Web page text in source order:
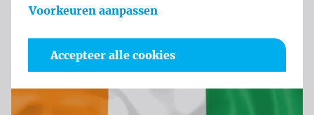
Voorkeuren aanpassen
Accepteer alle cookies